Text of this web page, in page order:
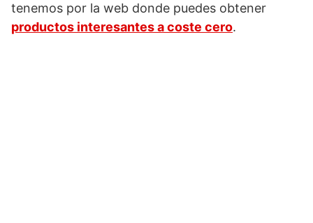
tenemos por la web donde puedes obtener
productos interesantes a coste cero.